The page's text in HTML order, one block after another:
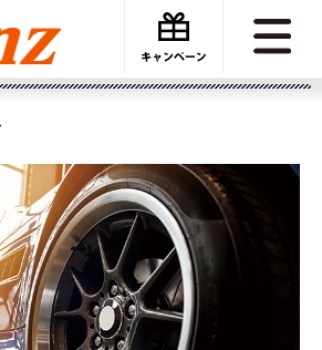
料金表 ホイールコート